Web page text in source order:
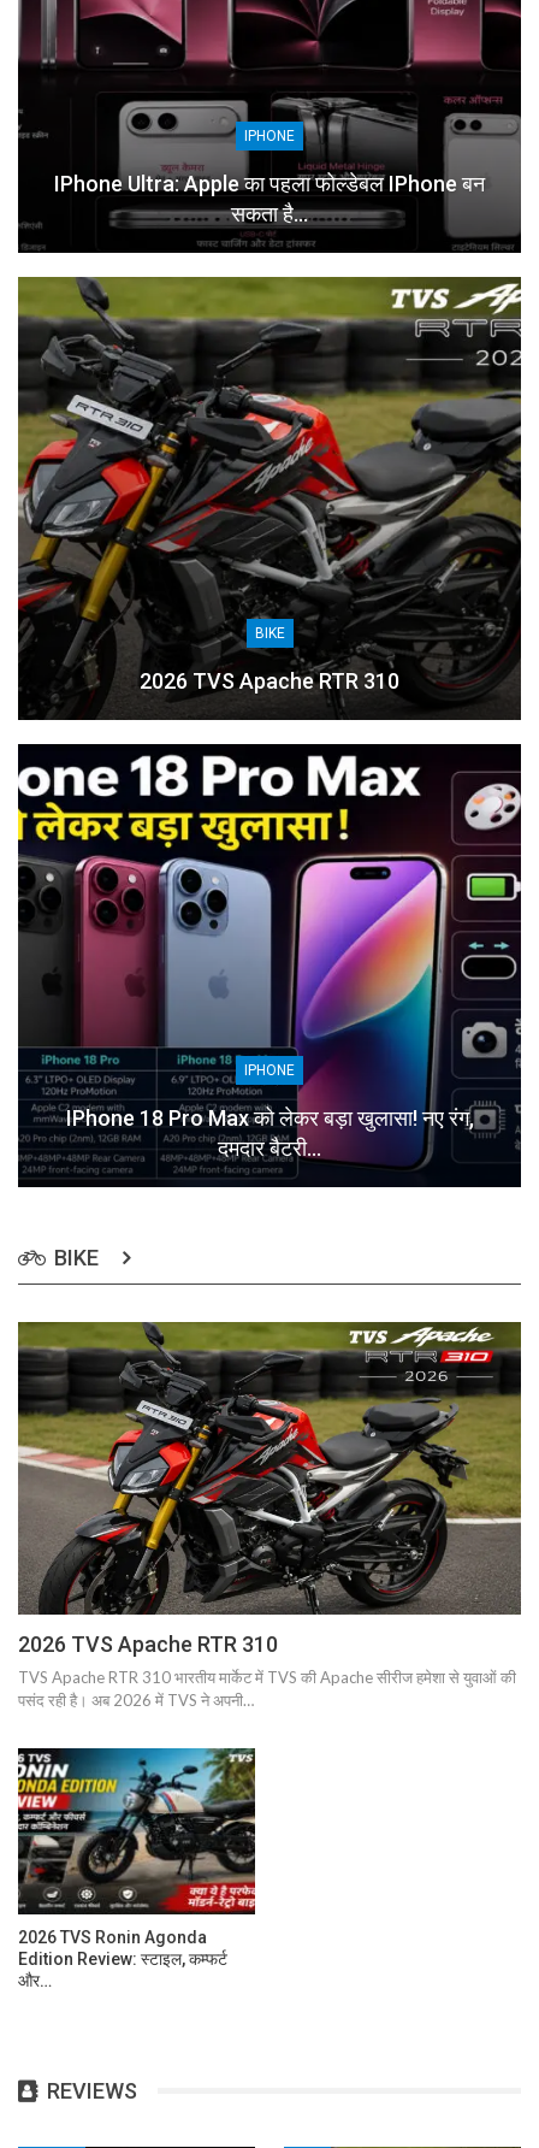
IPHONE
IPhone Ultra: Apple का पहला फोल्डेबल IPhone बन
सकता है…
BIKE
2026 TVS Apache RTR 310
IPHONE
IPhone 18 Pro Max को लेकर बड़ा खुलासा! नए रंग,
दमदार बैटरी…
BIKE
2026 TVS Apache RTR 310
TVS Apache RTR 310 भारतीय मार्केट में TVS की Apache सीरीज हमेशा से युवाओं की
पसंद रही है। अब 2026 में TVS ने अपनी…
2026 TVS Ronin Agonda
Edition Review: स्टाइल, कम्फर्ट
और…
REVIEWS